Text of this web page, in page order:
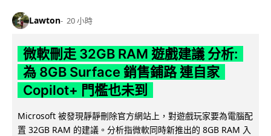
Lawton 20 小時
微軟刪走 32GB RAM 遊戲建議 分析:
為 8GB Surface 銷售鋪路 連自家
Copilot+ 門檻也未到
Microsoft 被發現靜靜刪除官方網站上，對遊戲玩家要為電腦配
置 32GB RAM 的建議。分析指微軟同時新推出的 8GB RAM 入